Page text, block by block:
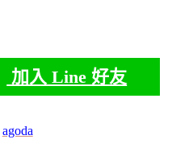
加入 Line 好友
agoda